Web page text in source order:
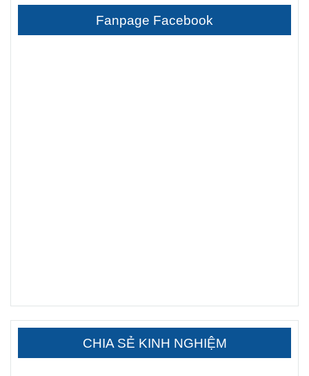
Fanpage Facebook
CHIA SẺ KINH NGHIỆM